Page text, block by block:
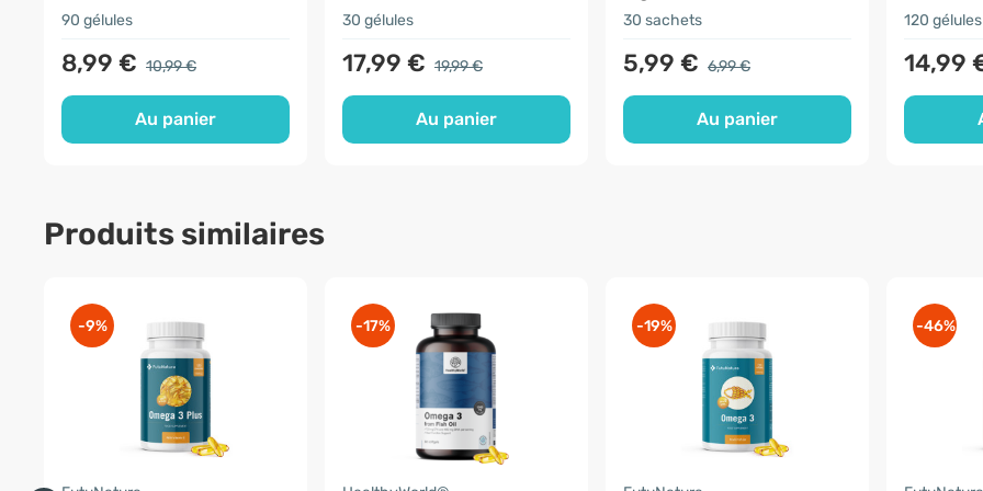
90 gélules
8,99 € 10,99 €
Au panier
30 gélules
17,99 € 19,99 €
Au panier
30 sachets
5,99 € 6,99 €
Au panier
120
14,99
Produits similaires
-9% -17% -19% -46%